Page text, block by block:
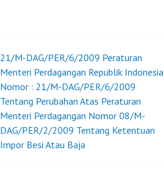
Post
navigation
21/M-DAG/PER/6/2009 Peraturan
Menteri Perdagangan Republik Indonesia
Nomor : 21/M-DAG/PER/6/2009
Tentang Perubahan Atas Peraturan
Menteri Perdagangan Nomor 08/M-
DAG/PER/2/2009 Tentang Ketentuan
Impor Besi Atau Baja